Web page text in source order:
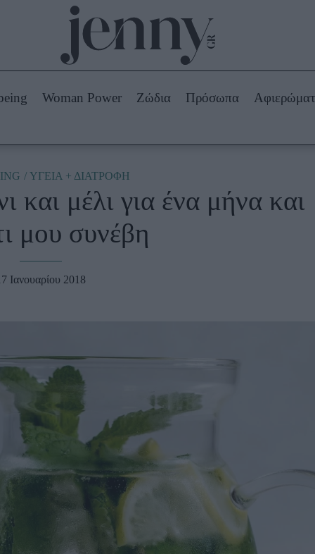
Beauty -
Ομορφιά
Skincare
Μακιγιάζ
Ζώδια
Χωρίς Ταμπέλες
Market News
Woman Power Ζώδια Πρόσωπα
ΥΓΕΙΑ + ΔΙΑΤΡΟΦΗ
και μέλι για ένα μήνα και
μου συνέβη
Ιανουαρίου 2018